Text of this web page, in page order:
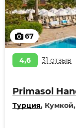
67
4,6 31 отзыв
Primasol
Турция, Кумкой,